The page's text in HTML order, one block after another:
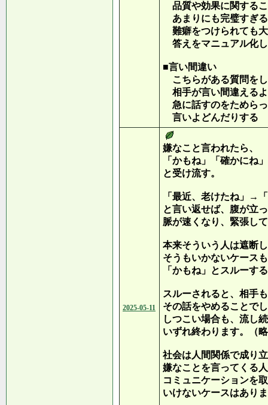
品質や効果に関する
あまりにも完璧すぎ
難癖をつけられても
答えをマニュアル化
■言い間違い
こちらがある質問を
相手が言い間違える
急に話すのをためら
言いよどんだりする
2025-05-11
嫌なこと言われたら、
「かもね」「確かにね
と受け流す。
「最近、老けたね」→
と言い返せば、腹が立
脈が速くなり、緊張し
本来そういう人は遮断
そうもいかないケース
「かもね」とスルーす
スルーされると、相手
その話をやめることで
しつこい場合も、流し
いずれ終わります。（
社会は人間関係で成り
嫌なことを言ってくる
コミュニケーションを
いけないケースはあり